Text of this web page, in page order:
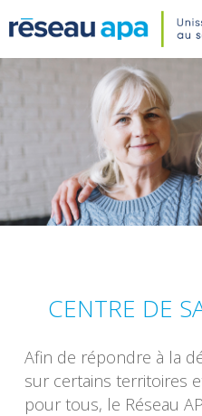
to
main
content
CENTRE DE
Afin de répondre à la
sur certains territoires
pour tous, le Réseau